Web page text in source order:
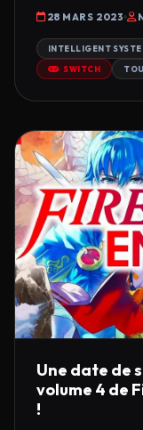
28 MARS 2023
INTELLIGENT
SWITCH
Une date de
volume 4 de
!